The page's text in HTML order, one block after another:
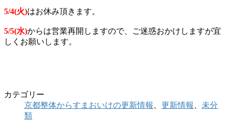
5/4(火)はお休み頂きます。
5/5(水)からは営業再開しますので、ご迷惑おかけしますが宜
しくお願いします。
カテゴリー
京都整体からすまおいけの更新情報
更新情報
未分
類